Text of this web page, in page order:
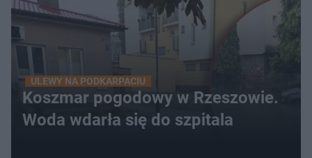
ULEWY NA PODKARPACIU
Koszmar pogodowy w Rzeszowie.
Woda wdarła się do szpitala